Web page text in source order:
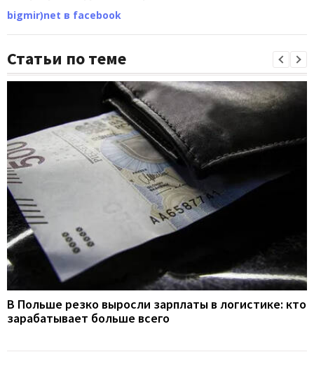
bigmir)net в facebook
Статьи по теме
В Польше резко выросли зарплаты в логистике: кто
зарабатывает больше всего